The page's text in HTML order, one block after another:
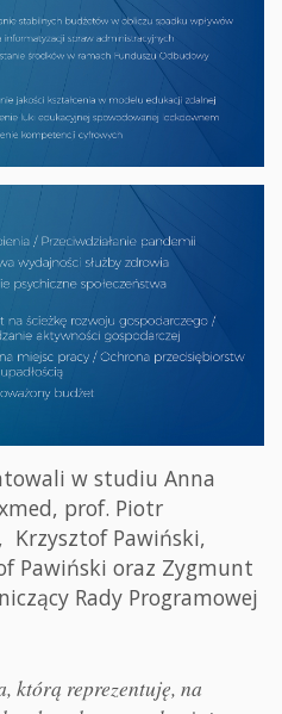
w studiu Anna
prof. Piotr
Krzysztof Pawiński,
Pawiński oraz Zygmunt
Rady Programowej
którą reprezentuję, na